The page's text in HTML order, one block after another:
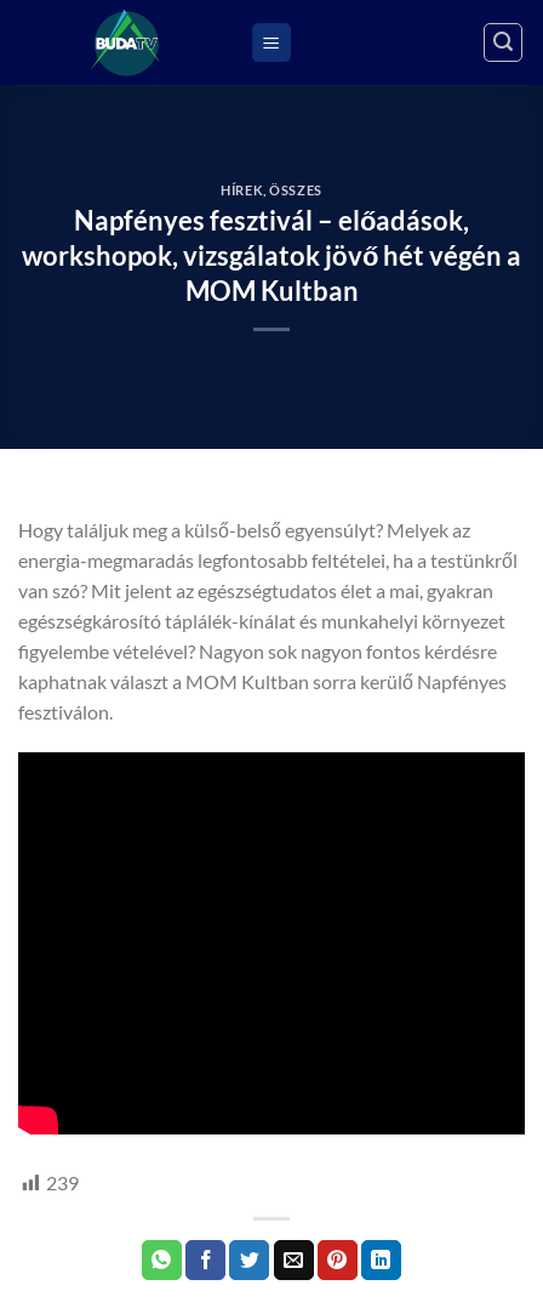
HÍREK ,ÖSSZES
Napfényes fesztivál – előadások,
workshopok, vizsgálatok jövő hét végén a
MOM Kultban
Hogy találjuk meg a külső-belső egyensúlyt? Melyek az
energia-megmaradás legfontosabb feltételei, ha a testünkről
van szó? Mit jelent az egészségtudatos élet a mai, gyakran
egészségkárosító táplálék-kínálat és munkahelyi környezet
figyelembe vételével? Nagyon sok nagyon fontos kérdésre
kaphatnak választ a MOM Kultban sorra kerülő Napfényes
fesztiválon.
239